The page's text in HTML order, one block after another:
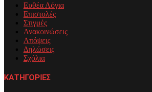
Ευθέα Λόγια
Επιστολές
Στιγμές
Ανακοινώσεις
Απόψεις
Δηλώσεις
Σχόλια
ΚΑΤΗΓΟΡΙΕΣ